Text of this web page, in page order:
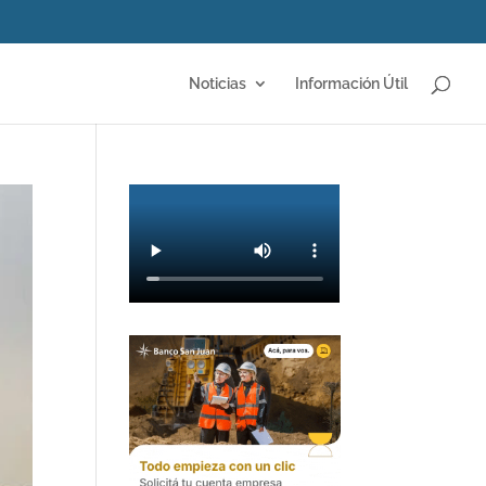
Noticias Información Útil